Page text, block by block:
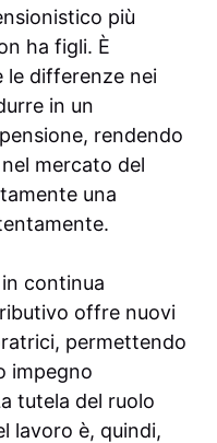
più
ha figli. È
le differenze nei
in un
rendendo
mercato del
una
continua
offre nuovi
permettendo
impegno
tutela del ruolo
lavoro è, quindi,